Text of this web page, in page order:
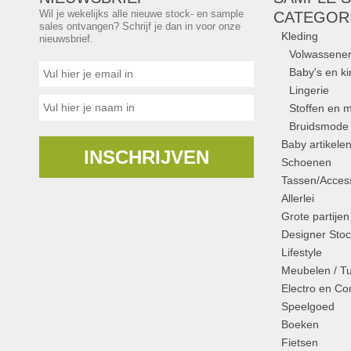
Wil je wekelijks alle nieuwe stock- en sample
sales ontvangen? Schrijf je dan in voor onze
nieuwsbrief.
INSCHRIJVEN
Kleding
Baby's en
Lingerie
Stoffen en
Bruidsmode
Baby artikelen
Schoenen
Tassen/
Allerlei
Grote partijen
Designer
Lifestyle
Meubelen /
Electro en
Speelgoed
Boeken
Fietsen